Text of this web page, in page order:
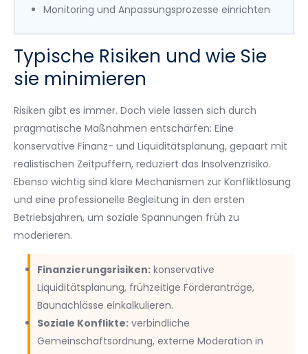
Monitoring und Anpassungsprozesse einrichten
Typische Risiken und wie Sie
sie minimieren
Risiken gibt es immer. Doch viele lassen sich durch
pragmatische Maßnahmen entschärfen: Eine
konservative Finanz- und Liquiditätsplanung, gepaart mit
realistischen Zeitpuffern, reduziert das Insolvenzrisiko.
Ebenso wichtig sind klare Mechanismen zur Konfliktlösung
und eine professionelle Begleitung in den ersten
Betriebsjahren, um soziale Spannungen früh zu
moderieren.
Finanzierungsrisiken: konservative
Liquiditätsplanung, frühzeitige Förderanträge,
Baunachlässe einkalkulieren.
Soziale Konflikte: verbindliche
Gemeinschaftsordnung, externe Moderation in